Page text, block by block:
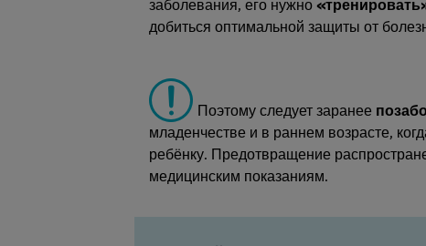
заболевания, его нужно
добиться оптимальной защиты от
Поэтому следует заранее
младенчестве и в раннем возрасте,
ребёнку. Предотвращение
медицинским показаниям.